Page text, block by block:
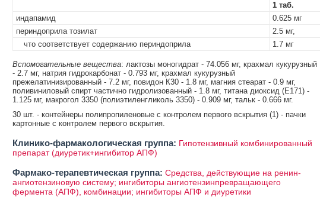
1 таб.
индапамид
0.625 мг
периндоприла тозилат
2.5 мг,
что соответствует содержанию периндоприла
1.7 мг
Вспомогательные вещества: лактозы моногидрат - 74.056 мг, крахмал кукурузный
- 2.7 мг, натрия гидрокарбонат - 0.793 мг, крахмал кукурузный
прежелатинизированный - 7.2 мг, повидон К30 - 1.8 мг, магния стеарат - 0.9 мг,
поливиниловый спирт частично гидролизованный - 1.8 мг, титана диоксид (Е171) -
1.125 мг, макрогол 3350 (полиэтиленгликоль 3350) - 0.909 мг, тальк - 0.666 мг.
30 шт. - контейнеры полипропиленовые с контролем первого вскрытия (1) - пачки
картонные с контролем первого вскрытия.
Клинико-фармакологическая группа: Гипотензивный комбинированный
препарат (диуретик+ингибитор АПФ)
Фармако-терапевтическая группа: Средства, действующие на ренин-
ангиотензиновую систему; ингибиторы ангиотензинпревращающего
фермента (АПФ), комбинации; ингибиторы АПФ и диуретики